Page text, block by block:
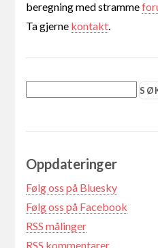
beregning med stramme
Ta gjerne kontakt.
Oppdateringer
Følg oss på Bluesky
Følg oss på Facebook
RSS målinger
RSS kommentarer